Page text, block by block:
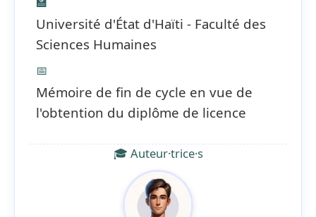
Université d'État d'Haïti - Faculté des
Sciences Humaines
📅
Mémoire de fin de cycle en vue de
l'obtention du diplôme de licence
🎓 Auteur·trice·s